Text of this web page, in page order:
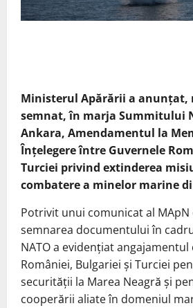
Ministerul Apărării a anunţat,
semnat, în marja Summitului
Ankara, Amendamentul la
Înţelegere între Guvernele
Turciei privind extinderea
combatere a minelor marine
Potrivit unui comunicat al MApN
semnarea documentului în
NATO a evidenţiat angajamentul
României, Bulgariei şi Turciei
securităţii la Marea Neagră şi
cooperării aliate în domeniul